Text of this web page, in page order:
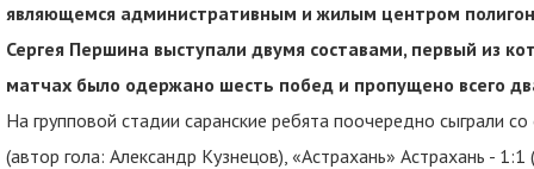
являющемся административным и жилым центром
Сергея Першина выступали двумя составами, первый из
матчах было одержано шесть побед и пропущено всего
На групповой стадии саранские ребята поочередно сыграли
(автор гола: Александр Кузнецов), «Астрахань» Астрахань -